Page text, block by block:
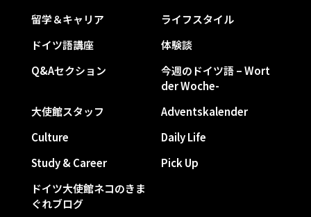
留学＆キャリア
ライフスタイル
ドイツ語講座
体験談
Q&Aセクション
今週のドイツ語 – Wort
der Woche-
大使館スタッフ
Adventskalender
Culture
Daily Life
Study & Career
Pick Up
ドイツ大使館ネコのきま
ぐれブログ